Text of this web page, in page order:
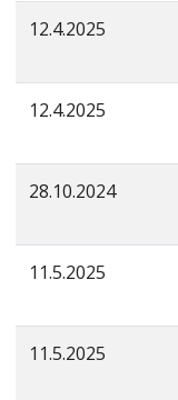
12.4.2025
12.4.2025
28.10.2024
11.5.2025
11.5.2025